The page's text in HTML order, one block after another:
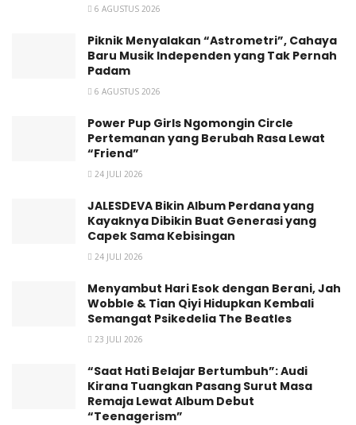
Dengarkan “Oh, Bella”:
si=725f4211e17844f4
https://www.instagram.com/the.doctrines
oh bella the doctrines
6 AGUSTUS 2026
Piknik Menyalakan “Astrometri”, Cahaya
Baru Musik Independen yang Tak Pernah
Padam
6 AGUSTUS 2026
Power Pup Girls Ngomongin Circle
Pertemanan yang Berubah Rasa Lewat
“Friend”
24 JULI 2026
JALESDEVA Bikin Album Perdana yang
Kayaknya Dibikin Buat Generasi yang
Capek Sama Kebisingan
24 JULI 2026
Menyambut Hari Esok dengan Berani, Jah
Wobble & Tian Qiyi Hidupkan Kembali
Semangat Psikedelia The Beatles
23 JULI 2026
“Saat Hati Belajar Bertumbuh”: Audi
Kirana Tuangkan Pasang Surut Masa
Remaja Lewat Album Debut
“Teenagerism”